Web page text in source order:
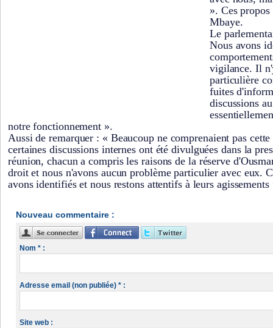
». Ces
Mbaye.
Le
Nous avons
vigilance. Il
particulière
fuites
discussions
notre fonctionnement ».
Aussi de remarquer : « Beaucoup ne comprenaient pas
certaines discussions internes ont été divulguées dans la
réunion, chacun a compris les raisons de la réserve
droit et nous n'avons aucun problème particulier avec eux.
avons identifiés et nous restons attentifs à leurs agissements
Nouveau commentaire :
Nom * :
Adresse email (non publiée) * :
Site web :